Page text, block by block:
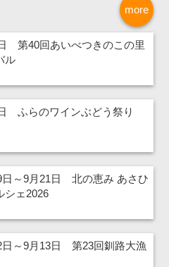
more
第40回あいべつきのこの里
ル
ふらのワインぶどう祭り
日～9月21日 北の恵み あさひ
シェ2026
日～9月13日 第23回釧路大漁